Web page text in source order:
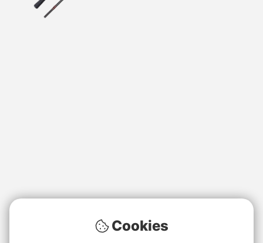
Cookies